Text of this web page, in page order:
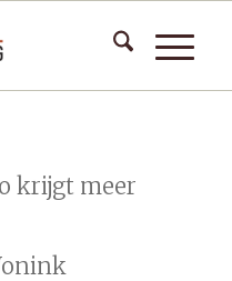
krijgt meer